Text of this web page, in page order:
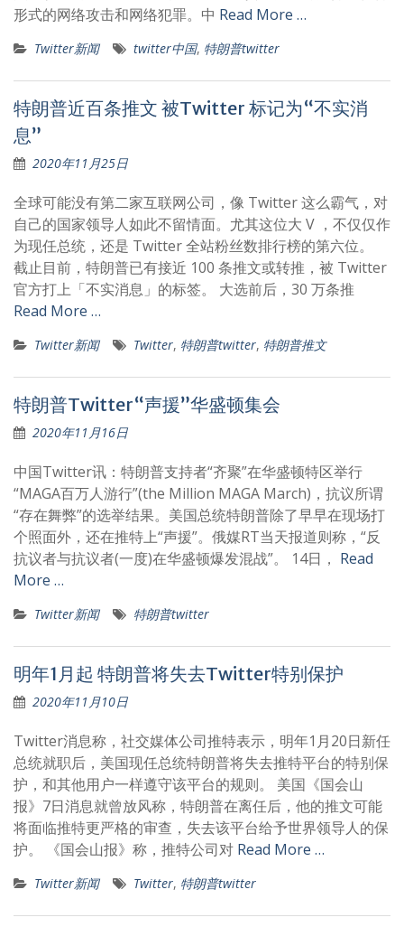
形式的网络攻击和网络犯罪。中 Read More …
Twitter新闻 twitter中国, 特朗普twitter
特朗普近百条推文 被Twitter 标记为“不实消
息”
2020年11月25日
全球可能没有第二家互联网公司，像 Twitter 这么霸气，对
自己的国家领导人如此不留情面。尤其这位大 V ，不仅仅作
为现任总统，还是 Twitter 全站粉丝数排行榜的第六位。
截止目前，特朗普已有接近 100 条推文或转推，被 Twitter
官方打上「不实消息」的标签。 大选前后，30 万条推
Read More …
Twitter新闻 Twitter, 特朗普twitter, 特朗普推文
特朗普Twitter“声援”华盛顿集会
2020年11月16日
中国Twitter讯：特朗普支持者“齐聚”在华盛顿特区举行
“MAGA百万人游行”(the Million MAGA March)，抗议所谓
“存在舞弊”的选举结果。美国总统特朗普除了早早在现场打
个照面外，还在推特上“声援”。俄媒RT当天报道则称，“反
抗议者与抗议者(一度)在华盛顿爆发混战”。 14日， Read
More …
Twitter新闻 特朗普twitter
明年1月起 特朗普将失去Twitter特别保护
2020年11月10日
Twitter消息称，社交媒体公司推特表示，明年1月20日新任
总统就职后，美国现任总统特朗普将失去推特平台的特别保
护，和其他用户一样遵守该平台的规则。 美国《国会山
报》7日消息就曾放风称，特朗普在离任后，他的推文可能
将面临推特更严格的审查，失去该平台给予世界领导人的保
护。 《国会山报》称，推特公司对 Read More …
Twitter新闻 Twitter, 特朗普twitter